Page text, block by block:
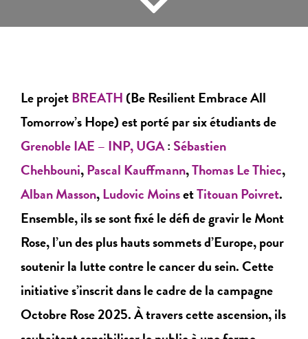
Le projetBREATH(Be Resilient Embrace All
Tomorrow’s Hope) est porté par six étudiants de
Grenoble IAE – INP, UGA: Sébastien
Chehbouni,Pascal Kauffmann,Thomas Le Thiec,
Alban Masson,Ludovic MoinsetTitouan Poivret.
Ensemble, ils se sont fixé le défi de gravir le Mont
Rose, l’un des plus hauts sommets d’Europe, pour
soutenir la lutte contre le cancer du sein. Cette
initiative s’inscrit dans le cadre de la campagne
Octobre Rose 2025. À travers cette ascension, ils